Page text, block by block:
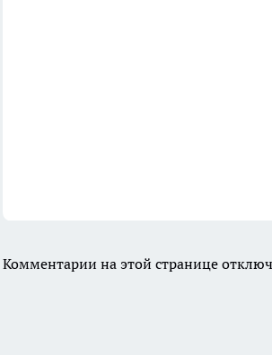
Комментарии на этой странице